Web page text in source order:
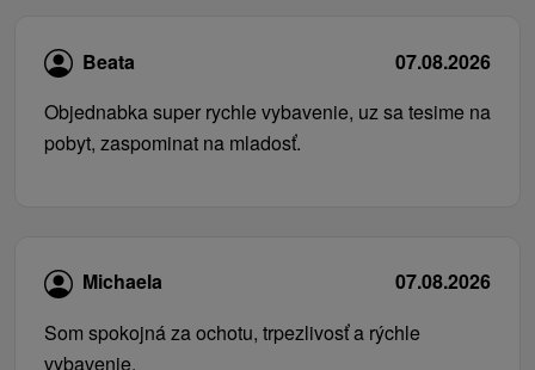
Beata
07.08.2026
Objednabka super rychle vybavenie, uz sa tesime na
pobyt, zaspominat na mladosť.
Michaela
07.08.2026
Som spokojná za ochotu, trpezlivosť a rýchle
vybavenie.